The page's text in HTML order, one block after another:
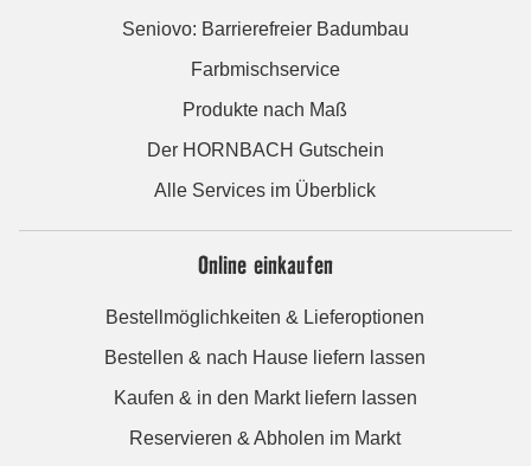
Seniovo: Barrierefreier Badumbau
Farbmischservice
Produkte nach Maß
Der HORNBACH Gutschein
Alle Services im Überblick
Online einkaufen
Bestellmöglichkeiten & Lieferoptionen
Bestellen & nach Hause liefern lassen
Kaufen & in den Markt liefern lassen
Reservieren & Abholen im Markt